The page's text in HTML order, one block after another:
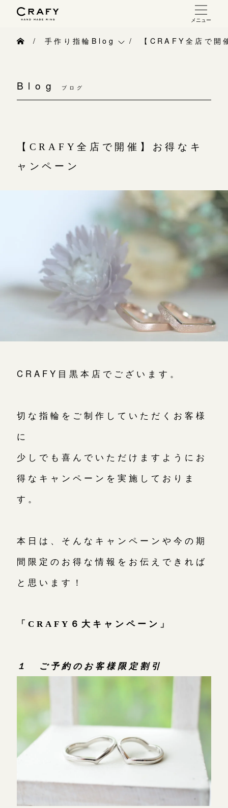
メニュー
指輪制作の流れ
指輪作品集
よくあるご質問
アフターケア・保証
CRAFYについて
プライバシーポリシー
Blog ブログ
手作り指輪Blog
手作り指輪作品集
お客様インタビュー
指輪のハンドメイド・手作り
結婚指輪手作り工房のご案内
【CRAFY全店で開
【CRAFY全店で開催】お得なキ
ャンペーン
CRAFY目黒本店でございます。
切な指輪をご制作していただくお客様
に
少しでも喜んでいただけますようにお
得なキャンペーンを実施しておりま
す。
本日は、そんなキャンペーンや今の期
間限定のお得な情報をお伝えできれば
と思います！
「CRAFY６大キャンペーン」
１ ご予約のお客様限定割引
10:00～18:00 /年中無休
年末年始は除く
こちら
吉祥寺店
鎌倉店
来店ご予約
軽井沢店 来店ご予約
京都店
広島店 来店ご予約